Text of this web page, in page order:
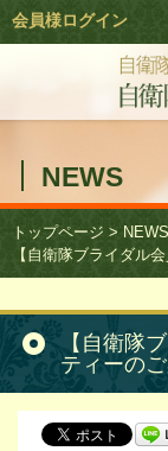
NEWS
トップページ > NEWS
【自衛隊ブライダル
【自衛隊
ティーの
会員様ログイン